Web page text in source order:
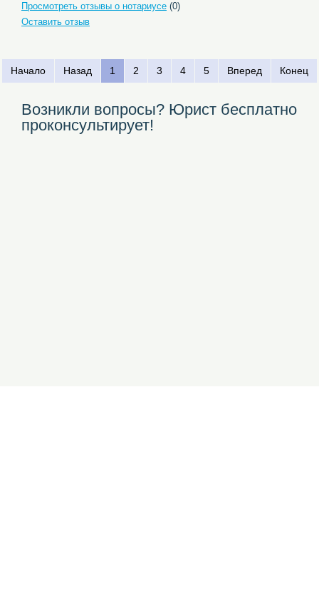
Просмотреть отзывы о нотариусе (0)
Оставить отзыв
Начало Назад 1 2 3 4 5 Вперед Конец
Возникли вопросы? Юрист бесплатно
проконсультирует!